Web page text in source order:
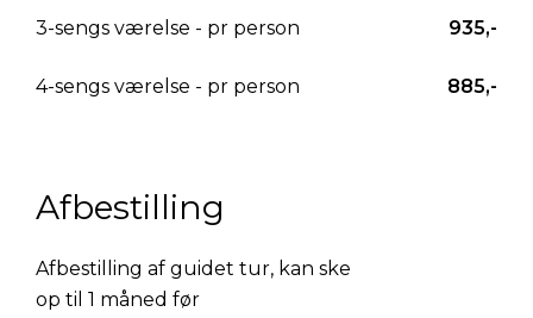
3-sengs værelse - pr person 935,-
4-sengs værelse - pr person 885,-
Afbestilling
Afbestilling af guidet tur, kan ske
op til 1 måned før